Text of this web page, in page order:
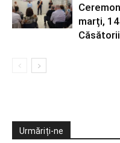
marți,
Urmăriți-ne